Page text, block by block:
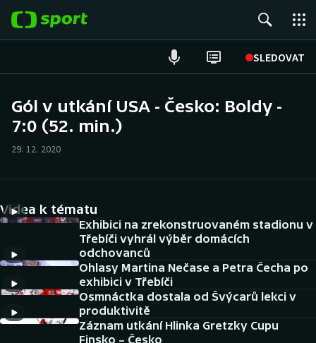
SLEDOVAT
Hokej
Cyklistika
DALŠÍ SPORTY
Americký fotbal
Baseball a softbal
NEPŘEHLÉDNĚTE
Soutěže
Gól v utkání USA - Česko: Boldy -
7:0 (52. min.)
29. 12. 2020
Videa k tématu
Exhibici na zrekonstruovaném stadionu v
Třebíči vyhrál výběr domácích
odchovanců
Ohlasy Martina Nečase a Petra Čecha po
exhibici v Třebíči
Osmnáctka dostala od Švýcarů lekci v
produktivitě
Záznam utkání Hlinka Gretzky Cupu
Finsko – Česko